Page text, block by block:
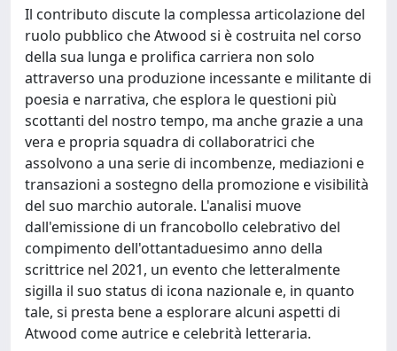
Il contributo discute la complessa articolazione del
ruolo pubblico che Atwood si è costruita nel corso
della sua lunga e prolifica carriera non solo
attraverso una produzione incessante e militante di
poesia e narrativa, che esplora le questioni più
scottanti del nostro tempo, ma anche grazie a una
vera e propria squadra di collaboratrici che
assolvono a una serie di incombenze, mediazioni e
transazioni a sostegno della promozione e visibilità
del suo marchio autorale. L'analisi muove
dall'emissione di un francobollo celebrativo del
compimento dell'ottantaduesimo anno della
scrittrice nel 2021, un evento che letteralmente
sigilla il suo status di icona nazionale e, in quanto
tale, si presta bene a esplorare alcuni aspetti di
Atwood come autrice e celebrità letteraria.